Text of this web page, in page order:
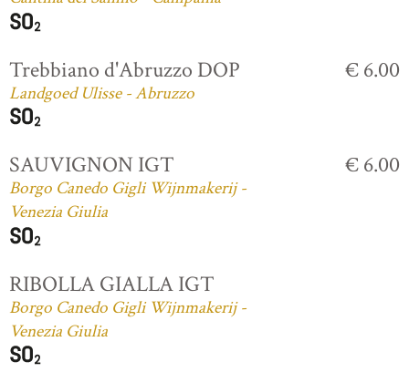
Trebbiano d'Abruzzo DOP
Landgoed Ulisse - Abruzzo
€ 6.00
SAUVIGNON IGT
Borgo Canedo Gigli Wijnmakerij -
Venezia Giulia
€ 6.00
RIBOLLA GIALLA IGT
Borgo Canedo Gigli Wijnmakerij -
Venezia Giulia